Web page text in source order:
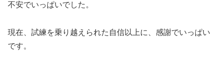
不安でいっぱいでした。
現在、試練を乗り越えられた自信以上に、感謝でいっぱい
です。